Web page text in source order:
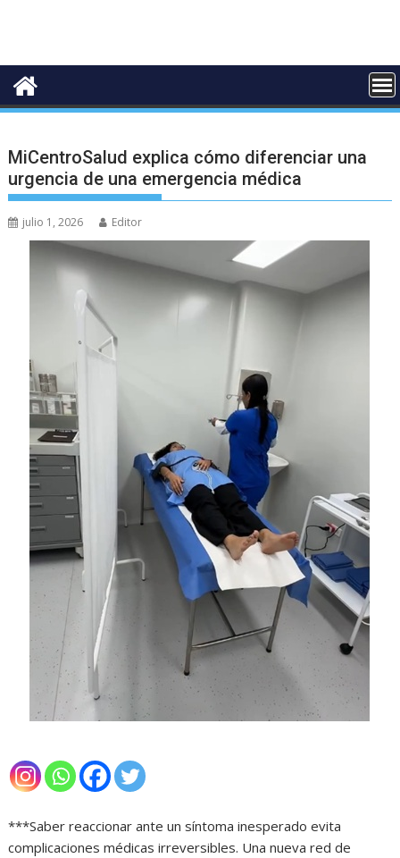
MiCentroSalud explica cómo diferenciar una
urgencia de una emergencia médica
julio 1, 2026 Editor
***Saber reaccionar ante un síntoma inesperado evita
complicaciones médicas irreversibles. Una nueva red de